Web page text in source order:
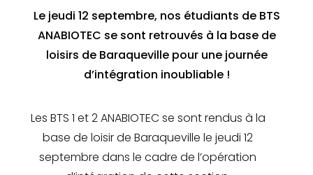
Le jeudi 12 septembre, nos étudiants de BTS
ANABIOTEC se sont retrouvés à la base de
loisirs de Baraqueville pour une journée
d’intégration inoubliable !
Les BTS 1 et 2 ANABIOTEC se sont rendus à la
base de loisir de Baraqueville le jeudi 12
septembre dans le cadre de l’opération